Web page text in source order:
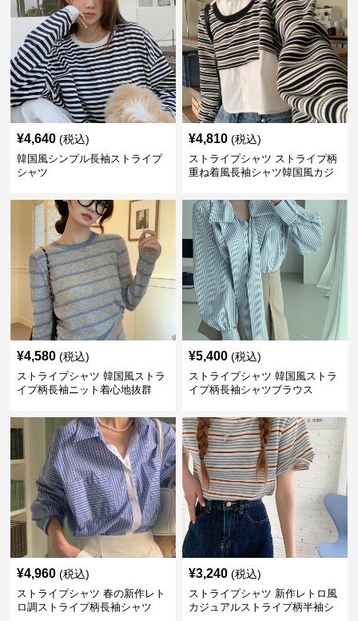
¥4,640 (税込)
韓国風シンプル長袖ストライプ
シャツ
¥4,810 (税込)
ストライプシャツ ストライプ柄
重ね着風長袖シャツ韓国風カジ
¥4,580 (税込)
ストライプシャツ 韓国風ストラ
イプ柄長袖ニット着心地抜群
¥5,400 (税込)
ストライプシャツ 韓国風ストラ
イプ柄長袖シャツブラウス
¥4,960 (税込)
ストライプシャツ 春の新作レト
ロ調ストライプ柄長袖シャツ
¥3,240 (税込)
ストライプシャツ 新作レトロ風
カジュアルストライプ柄半袖シ